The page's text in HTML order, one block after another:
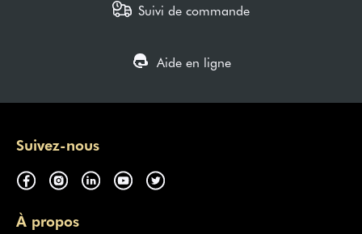
Suivi de commande
Aide en ligne
Suivez-nous
À propos